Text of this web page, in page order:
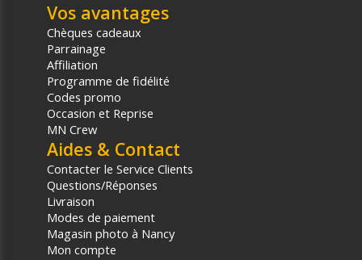
Vos avantages
Chèques cadeaux
Parrainage
Affiliation
Programme de fidélité
Codes promo
Occasion et Reprise
MN Crew
Aides & Contact
Contacter le Service Clients
Questions/Réponses
Livraison
Modes de paiement
Magasin photo à Nancy
Mon compte